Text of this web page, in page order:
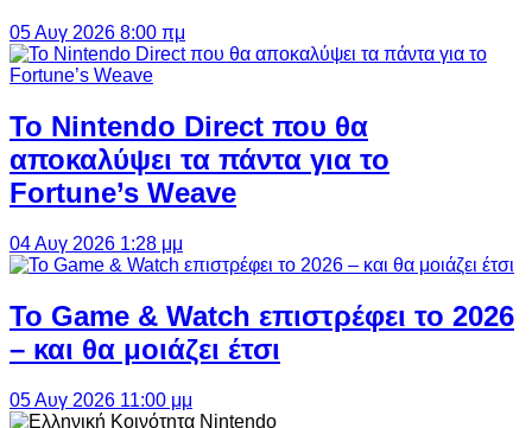
05 Αυγ 2026 8:00 πμ
Το Nintendo Direct που θα
αποκαλύψει τα πάντα για το
Fortune’s Weave
04 Αυγ 2026 1:28 μμ
Το Game & Watch επιστρέφει το 2026
– και θα μοιάζει έτσι
05 Αυγ 2026 11:00 μμ